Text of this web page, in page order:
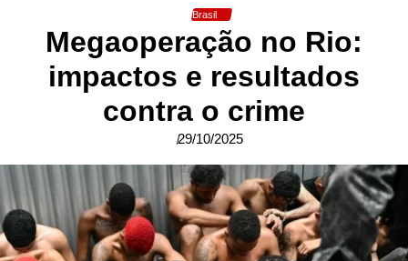
Brasil
Megaoperação no Rio:
impactos e resultados
contra o crime
29/10/2025